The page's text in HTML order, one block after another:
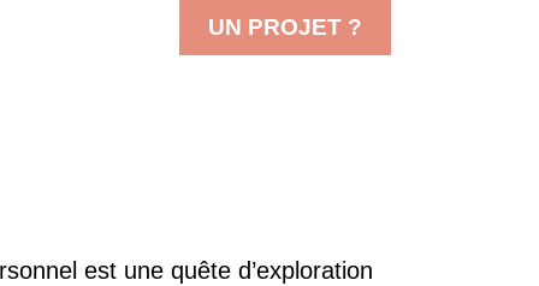
UN PROJET ?
est une quête d’exploration